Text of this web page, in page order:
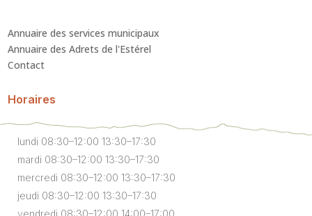
Annuaire des services municipaux
Annuaire des Adrets de l'Estérel
Contact
Horaires
lundi 08:30–12:00 13:30–17:30
mardi 08:30–12:00 13:30–17:30
mercredi 08:30–12:00 13:30–17:30
jeudi 08:30–12:00 13:30–17:30